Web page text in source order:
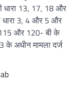
धारा 13, 17, 18 और
धारा 3, 4 और 5 और
115 और 120- बी के
अधीन मामला दर्ज